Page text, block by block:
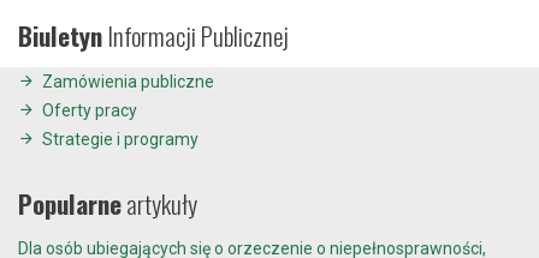
BiuletynInformacji Publicznej
Zamówienia publiczne
Oferty pracy
Strategie i programy
Popularneartykuły
Dla osób ubiegających się o orzeczenie o niepełnosprawności,